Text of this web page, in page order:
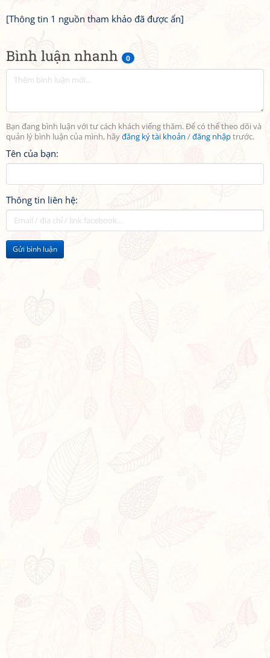
Bình luận nhanh 0
Bạn đang bình luận với tư cách khách viếng thăm. Để có thể theo dõi và
quản lý bình luận của mình, hãyđăng ký tài khoản /đăng nhậptrước.
Tên của bạn:
Thông tin liên hệ:
Gửi bình luận
[Thông tin 1 nguồn tham khảo đã được ẩn]